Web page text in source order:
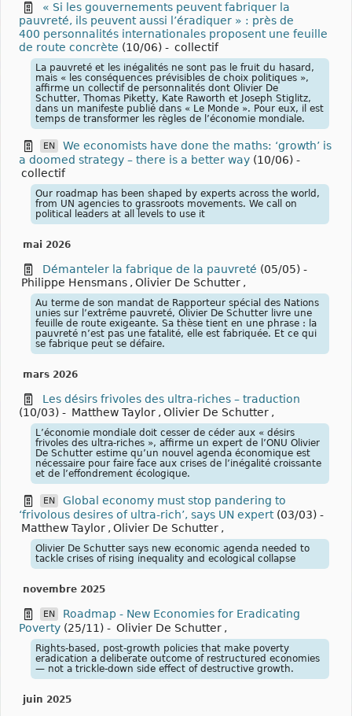
« Si les gouvernements peuvent fabriquer la
pauvreté, ils peuvent aussi l’éradiquer » : près de
400 personnalités internationales proposent une feuille
de route concrète (10/06) - collectif
La pauvreté et les inégalités ne sont pas le fruit du hasard,
mais « les conséquences prévisibles de choix politiques »,
affirme un collectif de personnalités dont Olivier De
Schutter, Thomas Piketty, Kate Raworth et Joseph Stiglitz,
dans un manifeste publié dans « Le Monde ». Pour eux, il est
temps de transformer les règles de l’économie mondiale.
EN
We economists have done the maths: ‘growth’ is
a doomed strategy – there is a better way (10/06) -
collectif
Our roadmap has been shaped by experts across the world,
from UN agencies to grassroots movements. We call on
political leaders at all levels to use it
mai 2026
Démanteler la fabrique de la pauvreté (05/05) -
Philippe Hensmans , Olivier De Schutter ,
Au terme de son mandat de Rapporteur spécial des Nations
unies sur l’extrême pauvreté, Olivier De Schutter livre une
feuille de route exigeante. Sa thèse tient en une phrase : la
pauvreté n’est pas une fatalité, elle est fabriquée. Et ce qui
se fabrique peut se défaire.
mars 2026
Les désirs frivoles des ultra-riches – traduction
(10/03) - Matthew Taylor , Olivier De Schutter ,
L’économie mondiale doit cesser de céder aux « désirs
frivoles des ultra-riches », affirme un expert de l’ONU Olivier
De Schutter estime qu’un nouvel agenda économique est
nécessaire pour faire face aux crises de l’inégalité croissante
et de l’effondrement écologique.
EN
Global economy must stop pandering to
‘frivolous desires of ultra-rich’, says UN expert(03/03) -
Matthew Taylor , Olivier De Schutter ,
Olivier De Schutter says new economic agenda needed to
tackle crises of rising inequality and ecological collapse
novembre 2025
EN
Roadmap - New Economies for Eradicating
Poverty (25/11) - Olivier De Schutter ,
Rights-based, post-growth policies that make poverty
eradication a deliberate outcome of restructured economies
— not a trickle-down side effect of destructive growth.
juin 2025